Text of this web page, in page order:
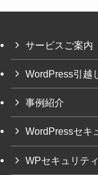
サービスご案内
WordPress引越
事例紹介
WordPressセキ
WPセキュリテ